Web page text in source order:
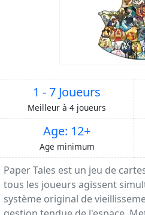
1 - 7 Joueurs
Meilleur à 4 joueurs
Age: 12+
Age minimum
Paper Tales est un jeu de
tous les joueurs agissent
système original de